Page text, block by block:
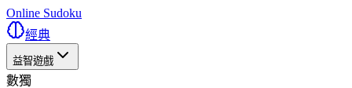
Online Sudoku
經典
益智遊戲
數獨